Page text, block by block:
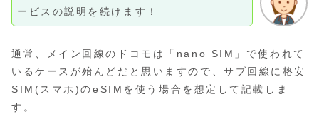
ービスの説明を続けます！
通常、メイン回線のドコモは「nano SIM」で使われて
いるケースが殆んどだと思いますので、サブ回線に格安
SIM(スマホ)のeSIMを使う場合を想定して記載しま
す。